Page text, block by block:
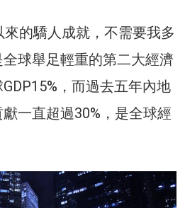
的驕人成就，不需要我多
球舉足輕重的第二大經濟
，而過去五年內地
一直超過30%，是全球經